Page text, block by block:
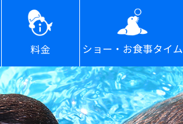
料金 ショー・お食事タイム